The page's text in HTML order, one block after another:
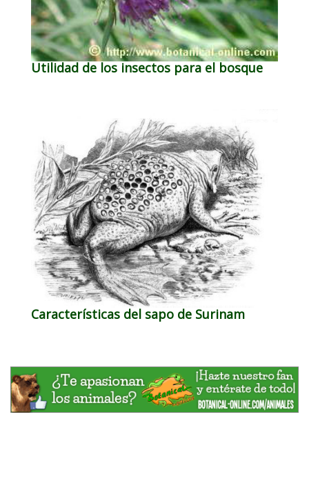
Utilidad de los insectos para el bosque
Características del sapo de Surinam